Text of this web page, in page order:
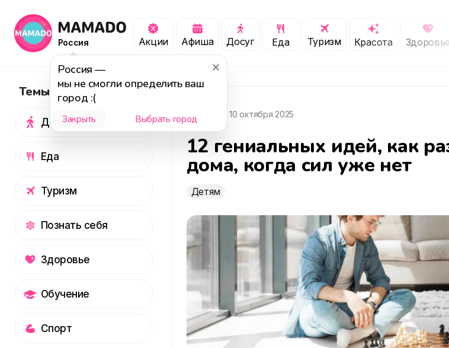
Россия
Россия —
мы не смогли определить ваш
город :(
Закрыть Выбрать город
Акции Афиша Досуг Еда Туризм Красота Здоровье
Темы
Досуг
Еда
Туризм
Познать себя
Здоровье
Обучение
Спорт
10 октября 2025
12 гениальных идей, как
дома, когда сил уже нет
Детям